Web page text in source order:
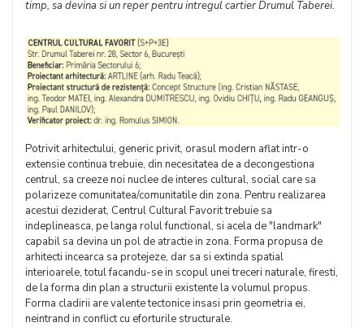
timp, sa devina si un reper pentru intregul cartier Drumul Taberei.
Potrivit arhitectului, generic privit, orasul modern aflat intr-o
extensie continua trebuie, din necesitatea de a decongestiona
centrul, sa creeze noi nuclee de interes cultural, social care sa
polarizeze comunitatea/comunitatile din zona. Pentru realizarea
acestui deziderat, Centrul Cultural Favorit trebuie sa
indeplineasca, pe langa rolul functional, si acela de "landmark"
capabil sa devina un pol de atractie in zona. Forma propusa de
arhitecti incearca sa protejeze, dar sa si extinda spatial
interioarele, totul facandu-se in scopul unei treceri naturale, firesti,
de la forma din plan a structurii existente la volumul propus.
Forma cladirii are valente tectonice insasi prin geometria ei,
neintrand in conflict cu eforturile structurale.